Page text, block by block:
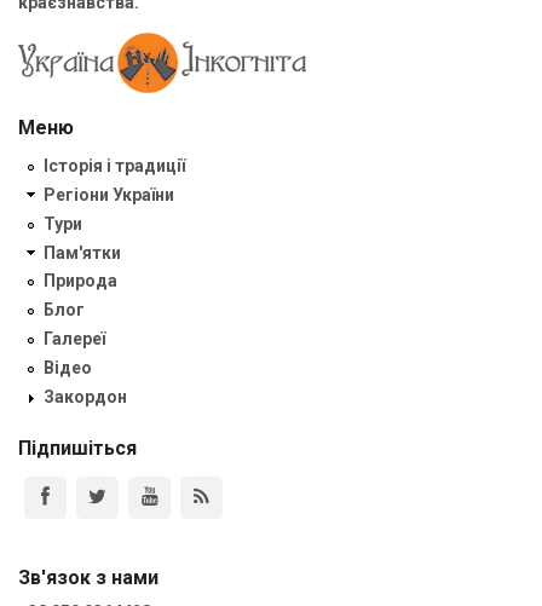
Меню
Історія і традиції
Регіони України
Тури
Пам'ятки
Природа
Блог
Галереї
Відео
Закордон
Підпишіться
Зв'язок з нами